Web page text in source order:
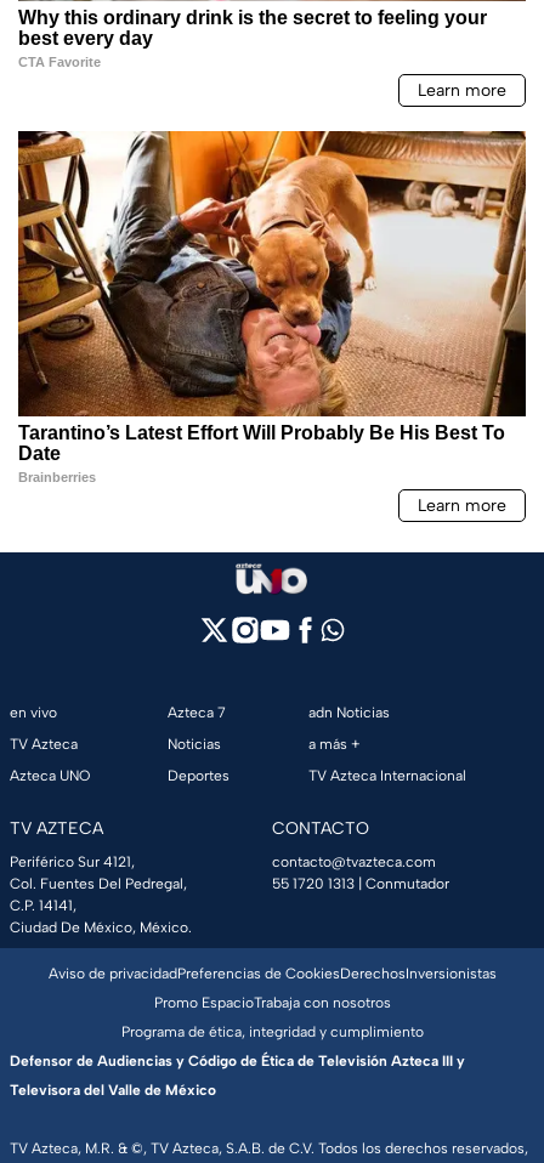
en vivo
TV Azteca
Azteca UNO
Azteca 7
Noticias
Deportes
adn Noticias
a más +
TV Azteca Internacional
TV AZTECA
Periférico Sur 4121,
Col. Fuentes Del Pedregal,
C.P. 14141,
Ciudad De México, México.
CONTACTO
contacto@tvazteca.com
55 1720 1313 | Conmutador
TV Azteca, M.R. & ©, TV Azteca, S.A.B. de C.V. Todos los derechos reservados,
Aviso de privacidadPreferencias de CookiesDerechosInversionistas
Promo EspacioTrabaja con nosotros
Programa de ética, integridad y cumplimiento
Defensor de Audiencias y Código de Ética de Televisión Azteca III y
Televisora del Valle de México